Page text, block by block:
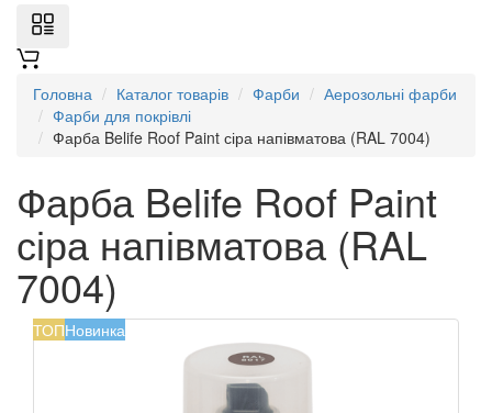
Головна Каталог товарів Фарби
Аерозольні фарби
Фарби для покрівлі
Фарба Belife Roof Paint сіра напівматова (RAL 7004)
Фарба Belife Roof Paint
сіра напівматова (RAL
7004)
ТОПНовинка